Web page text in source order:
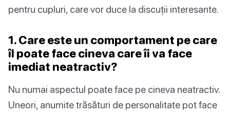
pentru cupluri, care vor duce la discuții interesante.
1. Care este un comportament pe care
îl poate face cineva care îi va face
imediat neatractiv?
Nu numai aspectul poate face pe cineva neatractiv.
Uneori, anumite trăsături de personalitate pot face